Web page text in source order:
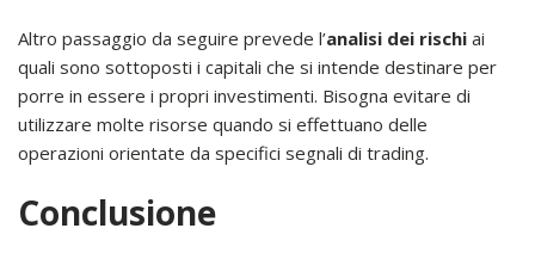
Altro passaggio da seguire prevede l’analisi dei rischi ai
quali sono sottoposti i capitali che si intende destinare per
porre in essere i propri investimenti. Bisogna evitare di
utilizzare molte risorse quando si effettuano delle
operazioni orientate da specifici segnali di trading.
Conclusione